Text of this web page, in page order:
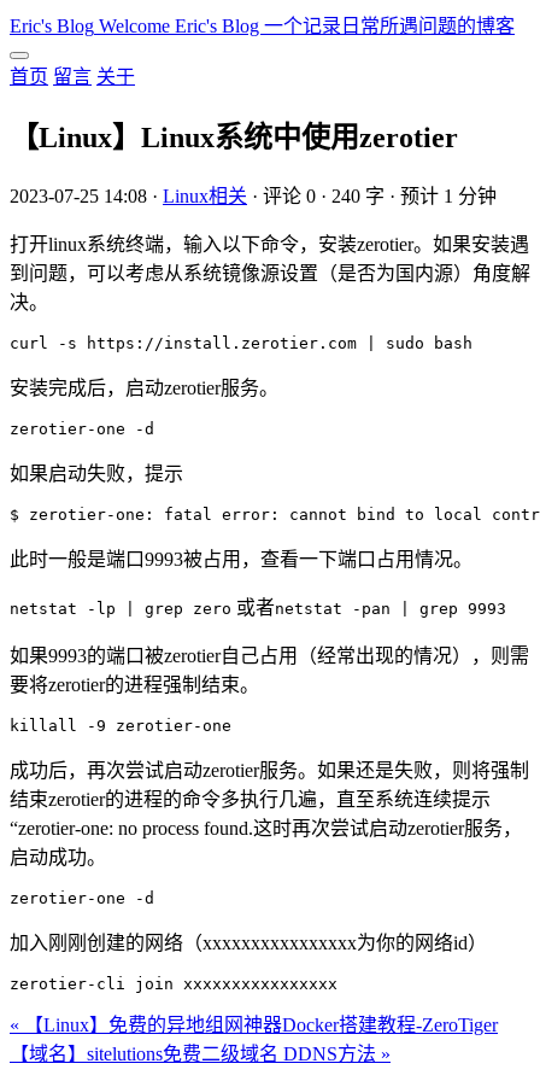
Eric's Blog Welcome Eric's Blog 一个记录日常所遇问题的博客
首页 留言 关于
【Linux】Linux系统中使用zerotier
2023-07-25 14:08 · Linux相关 · 评论 0 · 240 字 · 预计 1 分钟
打开linux系统终端，输入以下命令，安装zerotier。如果安装遇
到问题，可以考虑从系统镜像源设置（是否为国内源）角度解
决。
安装完成后，启动zerotier服务。
如果启动失败，提示
此时一般是端口9993被占用，查看一下端口占用情况。
netstat -lp | grep zero 或者netstat -pan | grep 9993
如果9993的端口被zerotier自己占用（经常出现的情况），则需
要将zerotier的进程强制结束。
成功后，再次尝试启动zerotier服务。如果还是失败，则将强制
结束zerotier的进程的命令多执行几遍，直至系统连续提示
“zerotier-one: no process found.这时再次尝试启动zerotier服务，
启动成功。
加入刚刚创建的网络（xxxxxxxxxxxxxxxx为你的网络id）
zerotier-cli join xxxxxxxxxxxxxxxx
« 【Linux】免费的异地组网神器Docker搭建教程-ZeroTiger
【域名】sitelutions免费二级域名 DDNS方法 »